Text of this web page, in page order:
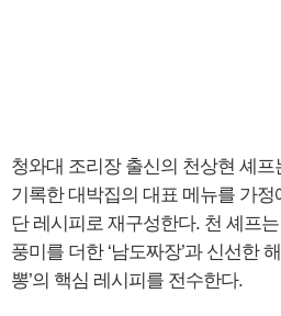
청와대 조리장 출신의 천상현 셰
기록한 대박집의 대표 메뉴를 가
단 레시피로 재구성한다. 천 셰프
풍미를 더한 ‘남도짜장’과 신선한
뽕’의 핵심 레시피를 전수한다.